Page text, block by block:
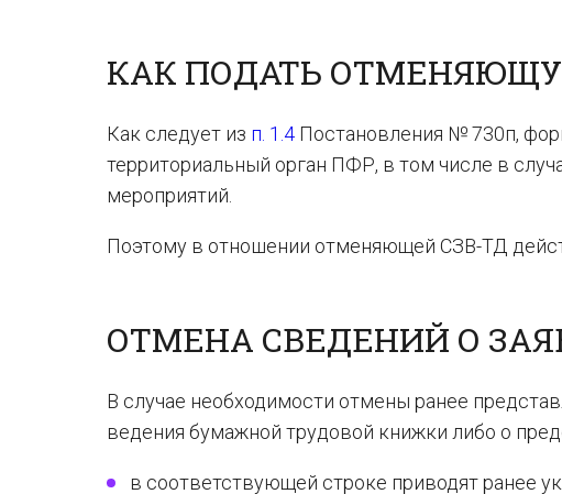
КАК ПОДАТЬ
Как следует из п. 1.4 Постановления № 730п,
территориальный орган ПФР, в том числе в
мероприятий.
Поэтому в отношении отменяющей СЗВ-ТД
ОТМЕНА СВЕДЕНИЙ О
В случае необходимости отмены ранее
ведения бумажной трудовой книжки либо о
в соответствующей строке приводят ранее